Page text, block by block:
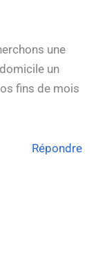
une
un
fins de mois
Répondre